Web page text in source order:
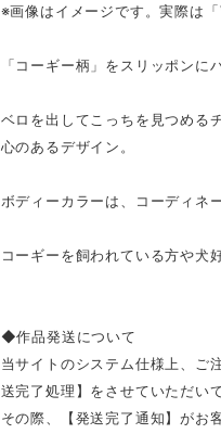
※画像はイメージです。実際は
「コーギー柄」をスリッポン
ベロを出してこっちを見つめる
心のあるデザイン。
ボディーカラーは、コーディネ
コーギーを飼われている方や犬
◆作品発送について
当サイトのシステム仕様上、ご
送完了処理】をさせていただい
その際、【発送完了通知】がお